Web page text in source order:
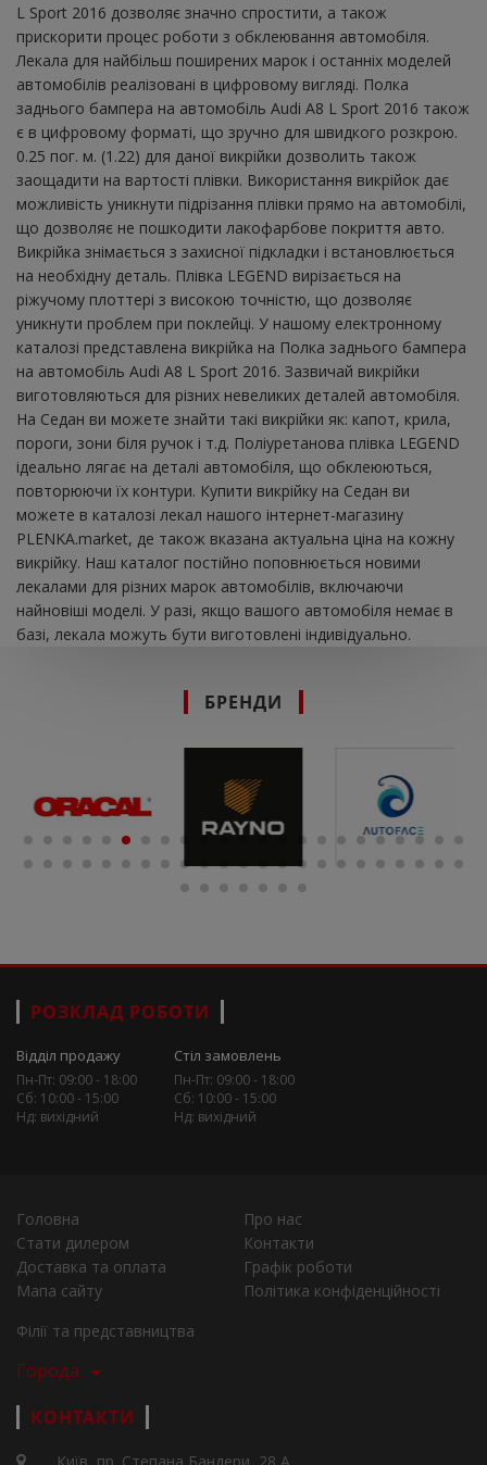
L Sport 2016 дозволяє значно спростити, а також
прискорити процес роботи з обклеювання автомобіля.
Лекала для найбільш поширених марок і останніх моделей
автомобілів реалізовані в цифровому вигляді. Полка
заднього бампера на автомобіль Audi A8 L Sport 2016 також
є в цифровому форматі, що зручно для швидкого розкрою.
0.25 пог. м. (1.22) для даної викрійки дозволить також
заощадити на вартості плівки. Використання викрійок дає
можливість уникнути підрізання плівки прямо на автомобілі,
що дозволяє не пошкодити лакофарбове покриття авто.
Викрійка знімається з захисної підкладки і встановлюється
на необхідну деталь. Плівка LEGEND вирізається на
ріжучому плоттері з високою точністю, що дозволяє
уникнути проблем при поклейці. У нашому електронному
каталозі представлена ​​викрійка на Полка заднього бампера
на автомобіль Audi A8 L Sport 2016. Зазвичай викрійки
виготовляються для різних невеликих деталей автомобіля.
На Седан ви можете знайти такі викрійки як: капот, крила,
пороги, зони біля ручок і т.д. Поліуретанова плівка LEGEND
ідеально лягає на деталі автомобіля, що обклеюються,
повторюючи їх контури. Купити викрійку на Седан ви
можете в каталозі лекал нашого інтернет-магазину
PLENKA.market, де також вказана актуальна ціна на кожну
викрійку. Наш каталог постійно поповнюється новими
лекалами для різних марок автомобілів, включаючи
найновіші моделі. У разі, якщо вашого автомобіля немає в
базі, лекала можуть бути виготовлені індивідуально.
БРЕНДИ
РОЗКЛАД РОБОТИ
Відділ продажу
Пн-Пт: 09:00 - 18:00
Сб: 10:00 - 15:00
Нд: вихідний
Стіл замовлень
Пн-Пт: 09:00 - 18:00
Сб: 10:00 - 15:00
Нд: вихідний
Головна
Про нас
Стати дилером
Контакти
Доставка та оплата
Графік роботи
Мапа сайту
Політика конфіденційності
Філії та представництва
Города
КОНТАКТИ